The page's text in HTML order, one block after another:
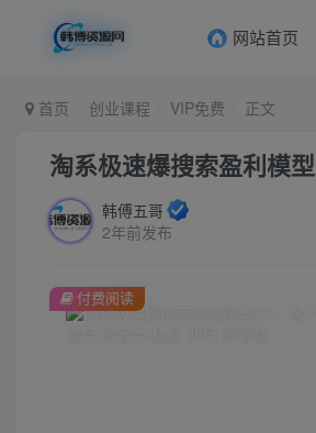
网站首页
首页 创业课程 VIP免费 正文
淘系极速爆搜索盈利模
韩傅五哥
2年前发布
付费阅读